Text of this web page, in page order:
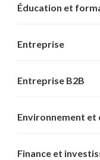
Éducation et
Entreprise
Entreprise B2B
Environnement
Finance et